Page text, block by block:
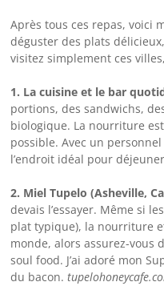
Après tous ces repas, voici
déguster des plats
visitez simplement ces
1. La cuisine et le bar
portions, des sandwichs,
biologique. La nourriture
possible. Avec un
l’endroit idéal pour
2. Miel Tupelo (Asheville,
devais l’essayer. Même si
plat typique), la nourriture
monde, alors assurez-vous
soul food. J’ai adoré mon
du bacon.